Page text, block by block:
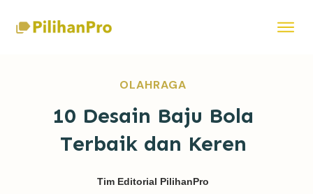
OLAHRAGA
10 Desain Baju Bola
Terbaik dan Keren
Tim Editorial PilihanPro